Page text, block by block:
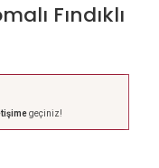
Fındıklı
geçiniz!